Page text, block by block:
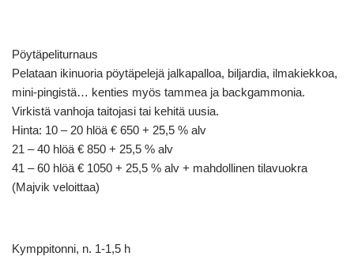
Pöytäpeliturnaus
Pelataan ikinuoria pöytäpelejä jalkapalloa, biljardia, ilmakiekkoa,
mini-pingistä… kenties myös tammea ja backgammonia.
Virkistä vanhoja taitojasi tai kehitä uusia.
Hinta: 10 – 20 hlöä € 650 + 25,5 % alv
21 – 40 hlöä € 850 + 25,5 % alv
41 – 60 hlöä € 1050 + 25,5 % alv + mahdollinen tilavuokra
(Majvik veloittaa)
Kymppitonni, n. 1-1,5 h